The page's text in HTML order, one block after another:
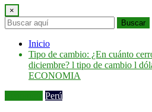
×
Buscar
Inicio
Tipo de cambio: ¿En cuánto
diciembre? l tipo de cambio l
ECONOMIA
Perú